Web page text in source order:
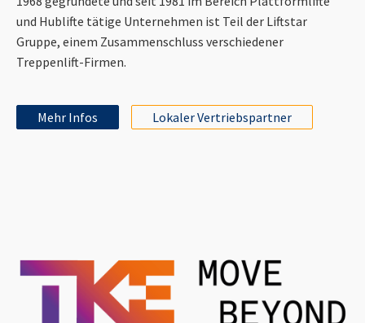
und Hublifte tätige Unternehmen ist Teil der Liftstar
Gruppe, einem Zusammenschluss verschiedener
Treppenlift-Firmen.
Mehr Infos Lokaler Vertriebspartner